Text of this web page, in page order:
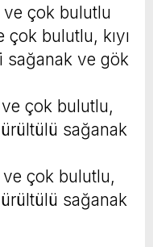
ve çok bulutlu
çok bulutlu, kıyı
sağanak ve gök
ve çok bulutlu,
sağanak
ve çok bulutlu,
sağanak